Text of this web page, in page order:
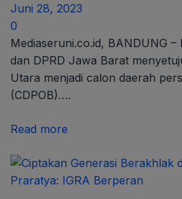
Juni 28, 2023
0
Mediaseruni.co.id, BANDUNG
dan DPRD Jawa Barat
Utara menjadi calon daerah
(CDPOB)….
Read more